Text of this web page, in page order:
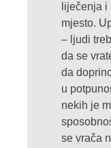
liječenja
mjesto.
– ljudi
da se
da
u
nekih je
se vrača